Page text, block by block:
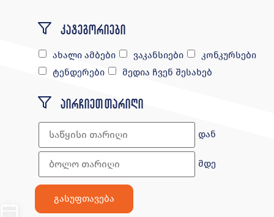
კატეგორიები
ახალი ამბები ვაკანსიები
კონკურსები
ტენდერები
მედია ჩვენ შესახებ
აირჩიეთ თარიღი
დან
მდე